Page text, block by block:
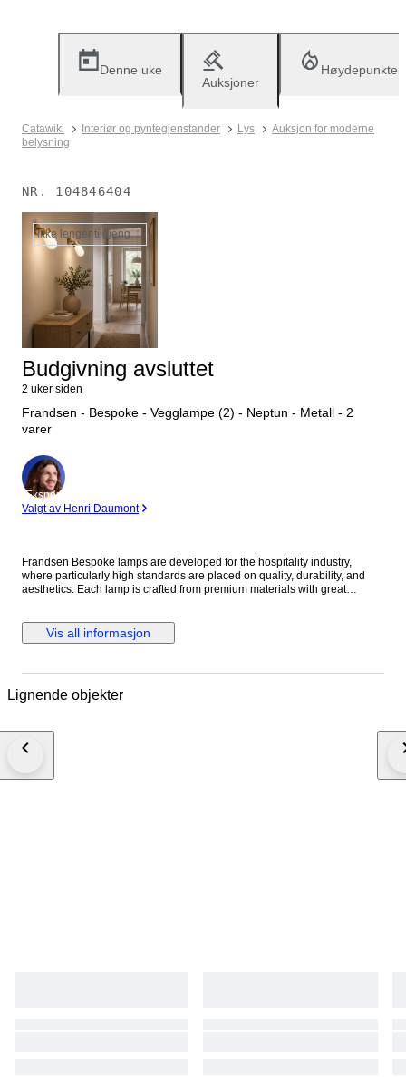
Denne uke
Auksjoner
Høydepunkter
Catawiki Interiør og pyntegjenstander Lys
Auksjon for moderne
belysning
NR. 104846404
Ikke lenger tilgjengelig
Budgivning avsluttet
2 uker siden
Frandsen - Bespoke - Vegglampe (2) - Neptun - Metall - 2
varer
Ekspert
Valgt av Henri Daumont
Frandsen Bespoke lamps are developed for the hospitality industry,
where particularly high standards are placed on quality, durability, and
aesthetics. Each lamp is crafted from premium materials with great
last for many years without compromising on either functionality or style.
All models are produced in limited quantities, emphasizing their unique
protected with light plastic and wrapped in paper. They are brand new
produced for hotel and project use. We repackage the lamps to ensure
is supplied without a cord; this must be purchased and installed
be used as a standard wall lamp if you buy and install a cord yourself. The
Vis all informasjon
Lignende objekter